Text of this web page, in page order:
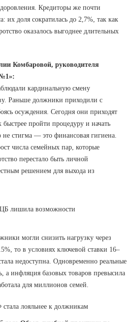
Кредиторы же почти
их доля сократилась до 2,7%, так как
оказалось выгоднее длительных
Комбаровой, руководителя
кардинальную смену
Раньше должники приходили с
осуждения. Сегодня они приходят
пройти процедуру и начать
не стигма — это финансовая гигиена.
числа семейных пар, которые
перестало быть личной
решением для выхода из
ЦБ лишила возможности
могли снизить нагрузку через
то в условиях ключевой ставки 16–
недоступна. Одновременно реальные
а инфляция базовых товаров превысила
для миллионов семей.
лояльнее к должникам